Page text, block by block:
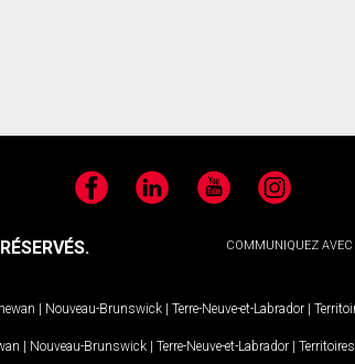
FacebookLinkedIn YouTubeInstagram
COMMUNIQUEZ AVEC
| Nouveau-Brunswick | Terre-Neuve-et-Labrador |
| Nouveau-Brunswick | Terre-Neuve-et-Labrador |